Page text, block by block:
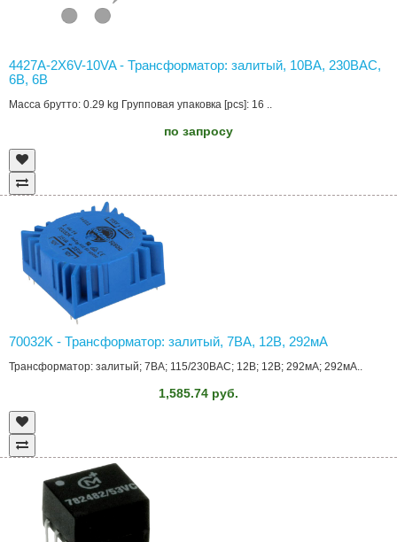
4427A-2X6V-10VA - Трансформатор: залитый, 10ВА, 230ВAC,
6В, 6В
Масса брутто: 0.29 kg Групповая упаковка [pcs]: 16 ..
по запросу
70032K - Трансформатор: залитый, 7ВА, 12В, 292мА
Трансформатор: залитый; 7ВА; 115/230ВAC; 12В; 12В; 292мА; 292мА..
1,585.74 руб.